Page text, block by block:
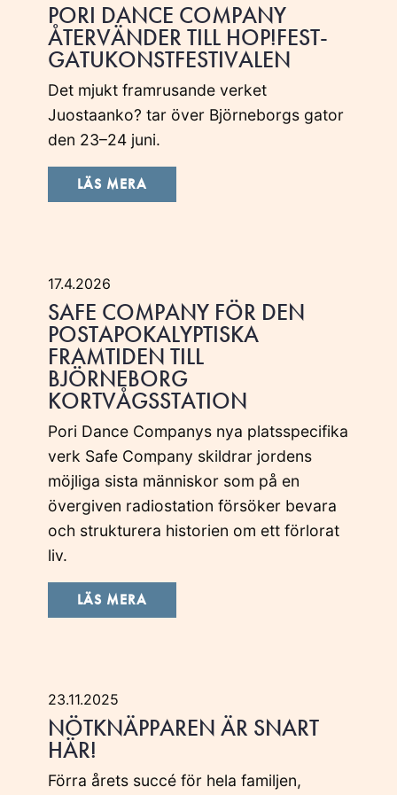
PORI DANCE COMPANY
ÅTERVÄNDER TILL HOP!FEST-
GATUKONSTFESTIVALEN
Det mjukt framrusande verket
Juostaanko? tar över Björneborgs gator
den 23–24 juni.
LÄS MERA
17.4.2026
SAFE COMPANY FÖR DEN
POSTAPOKALYPTISKA
FRAMTIDEN TILL
BJÖRNEBORG
KORTVÅGSSTATION
Pori Dance Companys nya platsspecifika
verk Safe Company skildrar jordens
möjliga sista människor som på en
övergiven radiostation försöker bevara
och strukturera historien om ett förlorat
liv.
LÄS MERA
23.11.2025
NÖTKNÄPPAREN ÄR SNART
HÄR!
Förra årets succé för hela familjen,